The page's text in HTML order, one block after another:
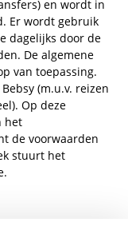
en wordt in
Er wordt gebruik
dagelijks door de
De algemene
van toepassing.
(m.u.v. reizen
Op deze
het
de voorwaarden
stuurt het